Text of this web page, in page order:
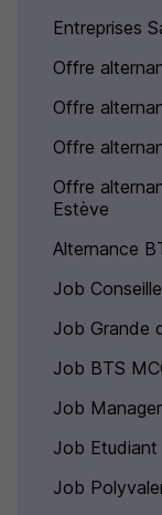
Entreprises
Offre
Offre
Offre
Offre
Estève
Alternance
Job
Job Grande
Job BTS
Job
Job Etudiant
Job